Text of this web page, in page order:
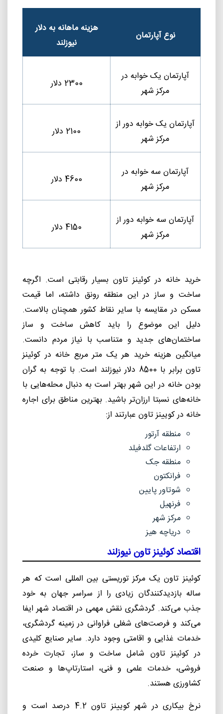
نوع آپارتمان
هزینه ماهانه به دلار
نیوزلند
آپارتمان یک خوابه در
مرکز شهر
2300 دلار
آپارتمان یک خوابه دور از
مرکز شهر
2100 دلار
آپارتمان سه خوابه در
مرکز شهر
4600 دلار
آپارتمان سه خوابه دور از
مرکز شهر
4150 دلار
خرید خانه در کوئینز تاون بسیار رقابتی است. اگرچه
ساخت و ساز در این منطقه رونق داشته، اما قیمت
مسکن در مقایسه با سایر نقاط کشور همچنان بالاست.
دلیل این موضوع را باید کاهش ساخت و ساز
ساختمان‌های جدید و متناسب با نیاز مردم دانست.
میانگین هزینه خرید هر یک متر مربع خانه در کوئینز
تاون برابر با 8500 دلار نیوزلند است. با توجه به گران
بودن خانه در این شهر بهتر است به دنبال محله‌هایی با
خانه‌های نسبتا ارزان‌تر باشید. بهترین مناطق برای اجاره
خانه در کویینز تاون عبارتند از:
منطقه آرتور
ارتفاعات گلدفیلد
منطقه جک
فرانکتون
شوتاور پایین
فرنهیل
مرکز شهر
دریاچه هیز
اقتصاد کوئینز تاون نیوزلند
کوئینز تاون یک مرکز توریستی بین المللی است که هر
ساله بازدیدکنندگان زیادی را از سراسر جهان به خود
جذب می‌کند. گردشگری نقش مهمی در اقتصاد شهر ایفا
می‌کند و فرصت‌های شغلی فراوانی در زمینه گردشگری،
خدمات غذایی و اقامتی وجود دارد. سایر صنایع کلیدی
در کوئینز تاون شامل ساخت و ساز، تجارت خرده
فروشی، خدمات علمی و فنی، استارتاپ‌ها و صنعت
کشاورزی هستند.
نرخ بیکاری در شهر کویینز تاون 4.2 درصد است و